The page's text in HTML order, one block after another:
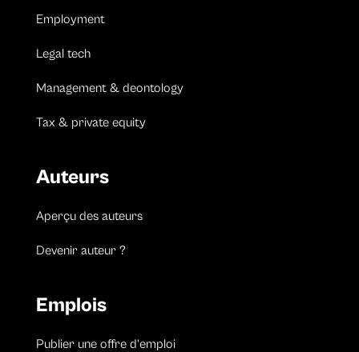
Employment
Legal tech
Management & deontology
Tax & private equity
Auteurs
Aperçu des auteurs
Devenir auteur ?
Emplois
Publier une offre d’emploi